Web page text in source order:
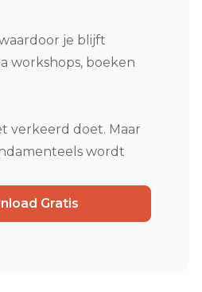
je blijft
workshops, boeken
verkeerd doet. Maar
wordt
Gratis